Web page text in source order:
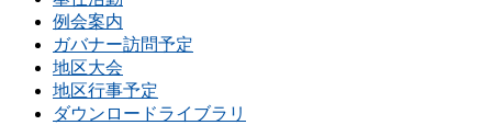
例会案内
ガバナー訪問予定
地区大会
地区行事予定
ダウンロードライブラリ